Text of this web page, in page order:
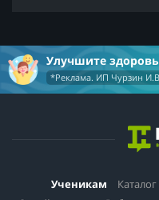
Улучшите
*Реклама. ИП Чурзин
Ученикам